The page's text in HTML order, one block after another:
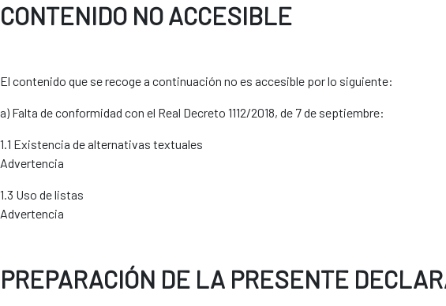
CONTENIDO NO ACCESIBLE
El contenido que se recoge a continuación no es accesible por lo siguiente:
a) Falta de conformidad con el Real Decreto 1112/2018, de 7 de septiembre:
1.1 Existencia de alternativas textuales
Advertencia
1.3 Uso de listas
Advertencia
PREPARACIÓN DE LA PRESENTE